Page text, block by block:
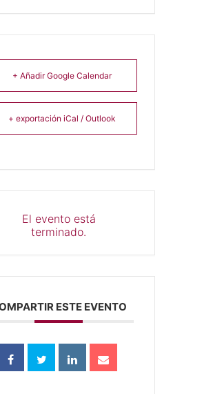
+ Añadir Google Calendar
+ exportación iCal / Outlook
El evento está
terminado.
ESTE EVENTO